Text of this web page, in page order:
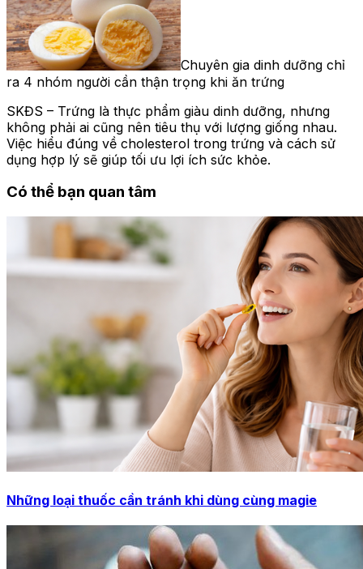
Chuyên gia dinh dưỡng chỉ
ra 4 nhóm người cần thận trọng khi ăn trứng
SKĐS – Trứng là thực phẩm giàu dinh dưỡng, nhưng
không phải ai cũng nên tiêu thụ với lượng giống nhau.
Việc hiểu đúng về cholesterol trong trứng và cách sử
dụng hợp lý sẽ giúp tối ưu lợi ích sức khỏe.
Có thể bạn quan tâm
Những loại thuốc cần tránh khi dùng cùng magie